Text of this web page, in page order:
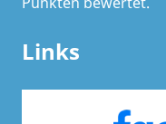
Links